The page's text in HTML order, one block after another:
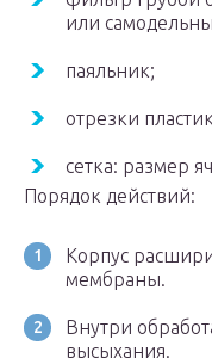
или
паяльник;
отрезки
сетка: размер
Порядок действий:
Корпус
мембраны.
Внутри
высыхания.